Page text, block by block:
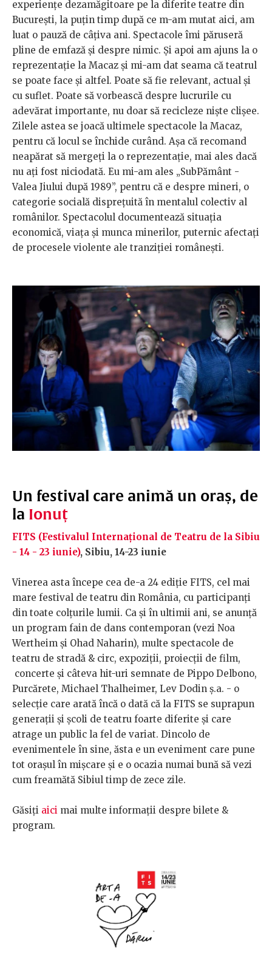
experiențe dezamăgitoare pe la diferite teatre din
București, la puțin timp după ce m-am mutat aici, am
luat o pauză de câțiva ani. Spectacole îmi păruseră
pline de emfază și despre nimic. Și apoi am ajuns la o
reprezentație la Macaz și mi-am dat seama că teatrul
se poate face și altfel. Poate să fie relevant, actual și
cu suflet. Poate să vorbească despre lucrurile cu
adevărat importante, nu doar să recicleze niște clișee.
Zilele astea se joacă ultimele spectacole la Macaz,
pentru că locul se închide curând. Așa că recomand
neapărat să mergeți la o reprezentație, mai ales dacă
nu ați fost niciodată. Eu mi-am ales „SubPământ -
Valea Jiului după 1989”, pentru că e despre mineri, o
categorie socială disprețuită în mentalul colectiv al
românilor. Spectacolul documentează situaţia
economică, viaţa şi munca minerilor, puternic afectați
de procesele violente ale tranziției românești.
Un festival care animă un oraș, de
la Ionuț
FITS (Festivalul Internațional de Teatru de la Sibiu
- 14 - 23 iunie), Sibiu, 14-23 iunie
Vinerea asta începe cea de-a 24 ediție FITS, cel mai
mare festival de teatru din România, cu participanți
din toate colțurile lumii. Ca și în ultimii ani, se anunță
un program fain de dans contemporan (vezi Noa
Wertheim și Ohad Naharin), multe spectacole de
teatru de stradă & circ, expoziții, proiecții de film,
concerte și câteva hit-uri semnate de Pippo Delbono,
Purcărete, Michael Thalheimer, Lev Dodin ș.a. - o
selecție care arată încă o dată că la FITS se suprapun
generații și școli de teatru foarte diferite și care
atrage un public la fel de variat. Dincolo de
evenimentele în sine, ăsta e un eveniment care pune
tot orașul în mișcare și e o ocazia numai bună să vezi
cum freamătă Sibiul timp de zece zile.
Găsiți aici mai multe informații despre bilete &
program.